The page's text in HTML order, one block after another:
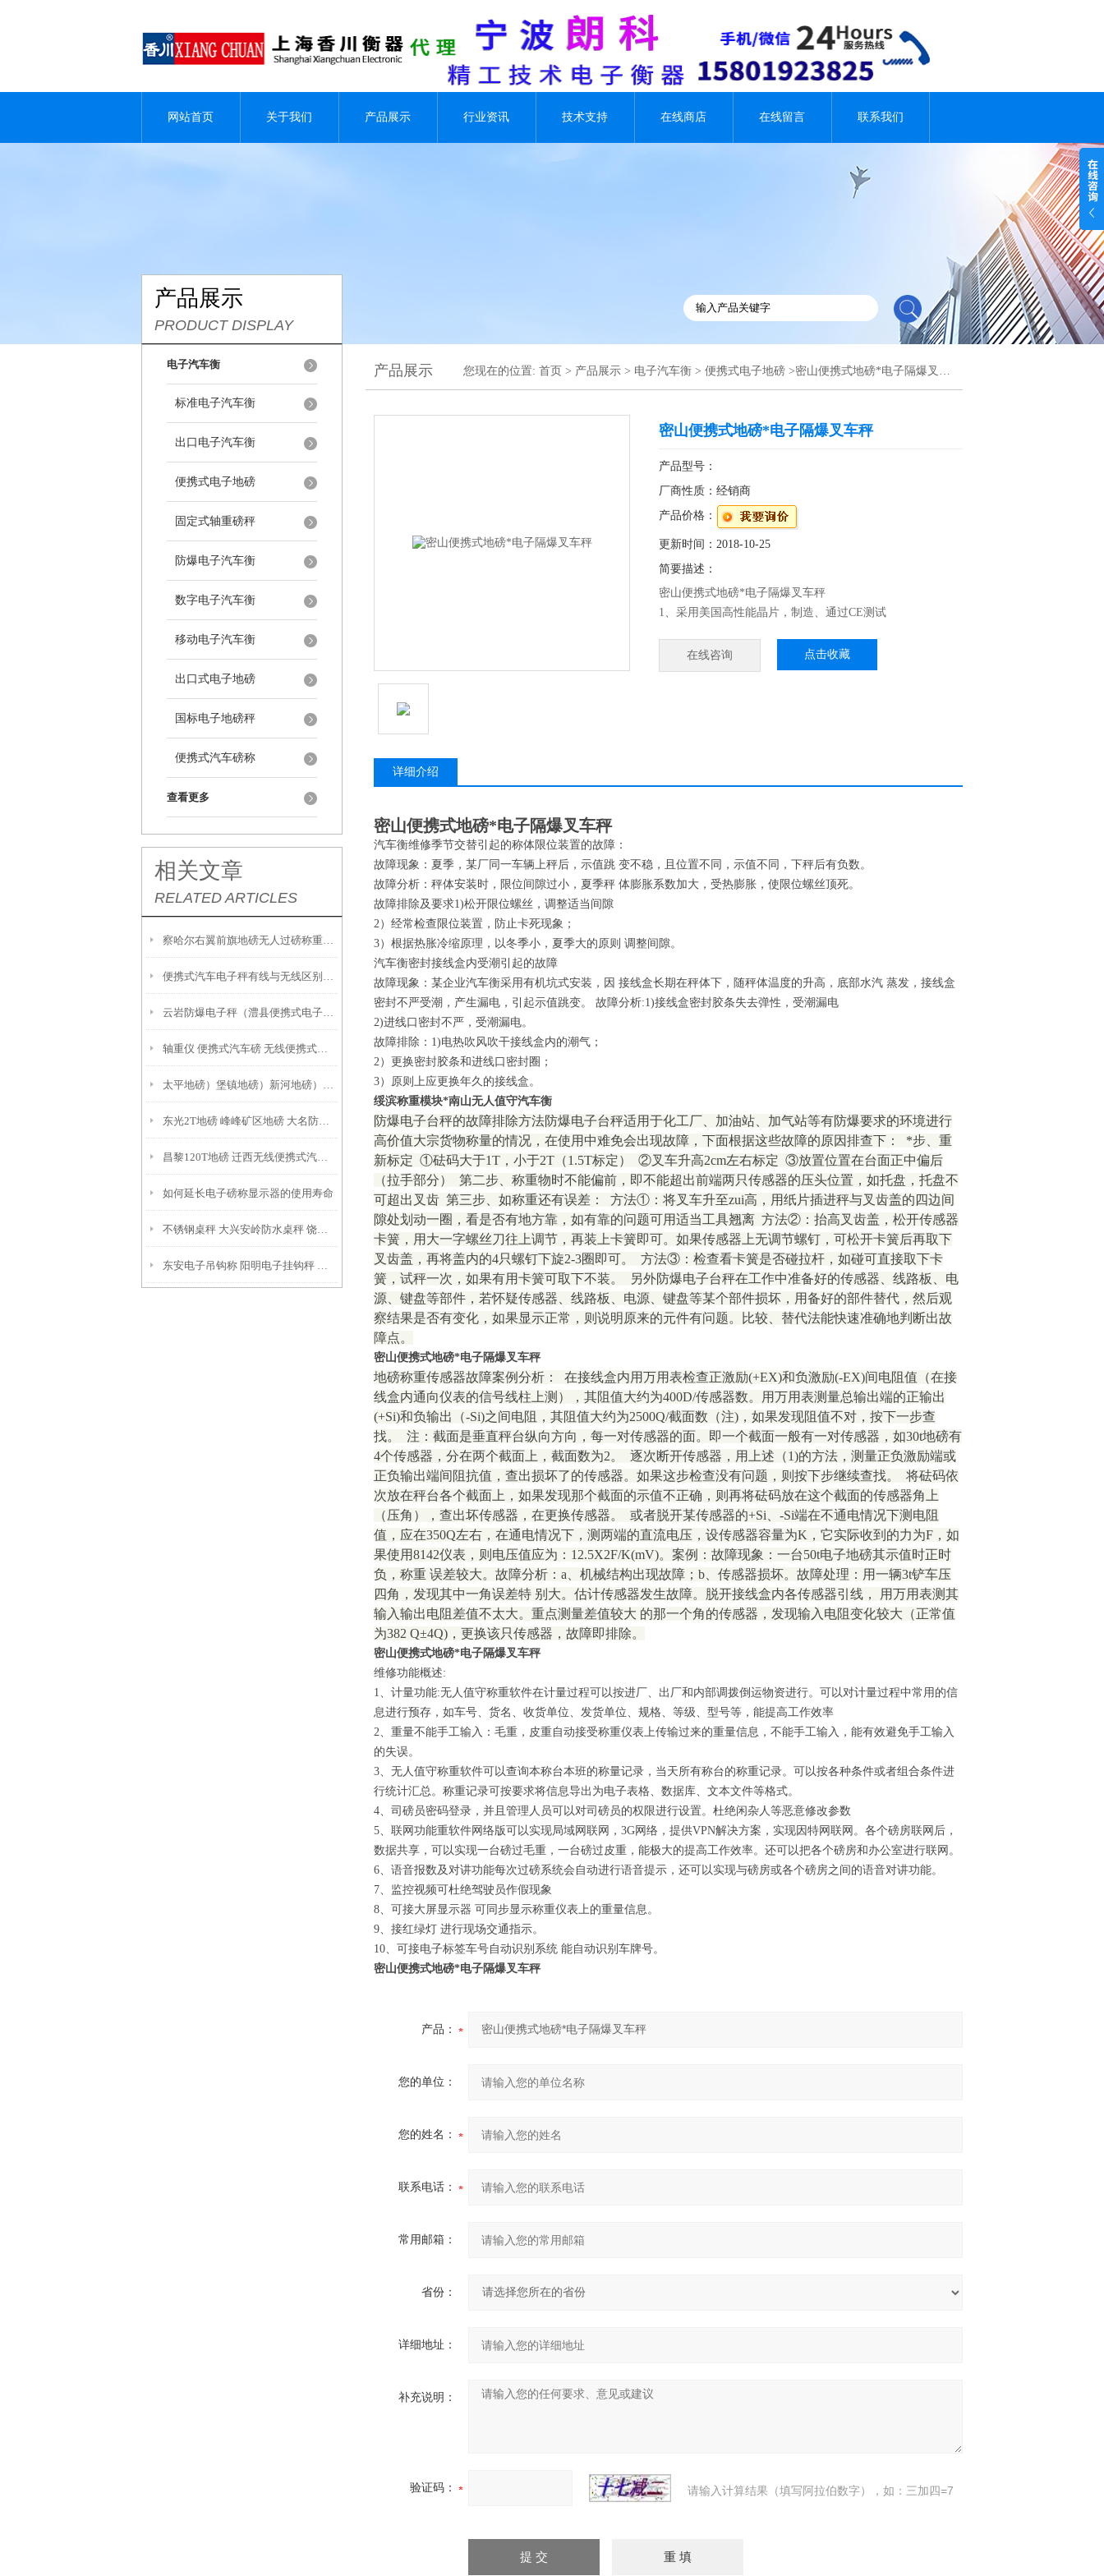
网站首页 关于我们 产品展示 行业资讯 技术支持 在线商店 在线留言 联系我们
产品展示
PRODUCT DISPLAY
电子汽车衡
标准电子汽车衡
出口电子汽车衡
便携式电子地磅
固定式轴重磅秤
防爆电子汽车衡
数字电子汽车衡
移动电子汽车衡
出口式电子地磅
国标电子地磅秤
便携式汽车磅称
查看更多
相关文章
RELATED ARTICLES
察哈尔右翼前旗地磅无人过磅称重系统*察哈尔右翼后旗地磅*四子王旗防爆秤
便携式汽车电子秤有线与无线区别以及便携式汽车衡保养措施
云岩防爆电子秤（澧县便携式电子地磅）永兴轮椅称）宜章滚筒称
轴重仪 便携式汽车磅 无线便携式电子地磅功能特点
太平地磅）堡镇地磅）新河地磅）庙镇地磅）竖新地磅
东光2T地磅 峰峰矿区地磅 大名防爆地磅
昌黎120T地磅 迁西无线便携式汽车磅 玉田便携式过磅秤
如何延长电子磅称显示器的使用寿命
不锈钢桌秤 大兴安岭防水桌秤 饶河带打印桌秤 用途
东安电子吊钩称 阳明电子挂钩秤 伊春吊秤 维修
产品展示 您现在的位置: 首页 > 产品展示 > 电子汽车衡 > 便携式电子地磅 >密山便携式地磅*电子隔爆叉车秤
密山便携式地磅*电子隔爆叉车秤
产品型号：
厂商性质：经销商
产品价格：
更新时间：2018-10-25
简要描述：
密山便携式地磅*电子隔爆叉车秤
1、采用美国高性能晶片，制造、通过CE测试
产品、肉食品、蔬菜等加工行业 3、外壳不锈刚材料制作，
美观、卫生、高档
在线咨询 点击收藏
详细介绍
密山便携式地磅*电子隔爆叉车秤
汽车衡维修季节交替引起的称体限位装置的故障：
故障现象：夏季，某厂同一车辆上秤后，示值跳 变不稳，且位置不同，示值不同，下秤后有负数。
故障分析：秤体安装时，限位间隙过小，夏季秤 体膨胀系数加大，受热膨胀，使限位螺丝顶死。
故障排除及要求1)松开限位螺丝，调整适当间隙
2）经常检查限位装置，防止卡死现象；
3）根据热胀冷缩原理，以冬季小，夏季大的原则 调整间隙。
汽车衡密封接线盒内受潮引起的故障
故障现象：某企业汽车衡采用有机坑式安装，因 接线盒长期在秤体下，随秤体温度的升高，底部水汽 蒸发，接线盒
密封不严受潮，产生漏电，引起示值跳变。 故障分析:1)接线盒密封胶条失去弹性，受潮漏电
2)进线口密封不严，受潮漏电。
故障排除：1)电热吹风吹干接线盒内的潮气；
2）更换密封胶条和进线口密封圈；
3）原则上应更换年久的接线盒。
绥滨称重模块*南山无人值守汽车衡
防爆电子台秤的故障排除方法防爆电子台秤适用于化工厂、加油站、加气站等有防爆要求的环境进行
高价值大宗货物称量的情况，在使用中难免会出现故障，下面根据这些故障的原因排查下： *步、重
新标定 ①砝码大于1T，小于2T（1.5T标定） ②叉车升高2cm左右标定 ③放置位置在台面正中偏后
（拉手部分） 第二步、称重物时不能偏前，即不能超出前端两只传感器的压头位置，如托盘，托盘不
可超出叉齿 第三步、如称重还有误差： 方法①：将叉车升至zui高，用纸片插进秤与叉齿盖的四边间
隙处划动一圈，看是否有地方靠，如有靠的问题可用适当工具翘离 方法②：抬高叉齿盖，松开传感器
卡簧，用大一字螺丝刀往上调节，再装上卡簧即可。如果传感器上无调节螺钉，可松开卡簧后再取下
叉齿盖，再将盖内的4只螺钉下旋2-3圈即可。 方法③：检查看卡簧是否碰拉杆，如碰可直接取下卡
簧，试秤一次，如果有用卡簧可取下不装。 另外防爆电子台秤在工作中准备好的传感器、线路板、电
源、键盘等部件，若怀疑传感器、线路板、电源、键盘等某个部件损坏，用备好的部件替代，然后观
察结果是否有变化，如果显示正常，则说明原来的元件有问题。比较、替代法能快速准确地判断出故
障点。
密山便携式地磅*电子隔爆叉车秤
地磅称重传感器故障案例分析： 在接线盒内用万用表检查正激励(+EX)和负激励(-EX)间电阻值（在接
线盒内通向仪表的信号线柱上测），其阻值大约为400D/传感器数。用万用表测量总输出端的正输出
(+Si)和负输出（-Si)之间电阻，其阻值大约为2500Q/截面数（注)，如果发现阻值不对，按下一步查
找。 注：截面是垂直秤台纵向方向，每一对传感器的面。即一个截面一般有一对传感器，如30t地磅有
4个传感器，分在两个截面上，截面数为2。 逐次断开传感器，用上述（1)的方法，测量正负激励端或
正负输出端间阻抗值，查出损坏了的传感器。如果这步检查没有问题，则按下步继续查找。 将砝码依
次放在秤台各个截面上，如果发现那个截面的示值不正确，则再将砝码放在这个截面的传感器角上
（压角），查出坏传感器，在更换传感器。 或者脱开某传感器的+Si、-Si端在不通电情况下测电阻
值，应在350Q左右，在通电情况下，测两端的直流电压，设传感器容量为K，它实际收到的力为F，如
果使用8142仪表，则电压值应为：12.5X2F/K(mV)。案例：故障现象：一台50t电子地磅其示值时正时
负，称重 误差较大。故障分析：a、机械结构出现故障；b、传感器损坏。故障处理：用一辆3t铲车压
四角，发现其中一角误差特 别大。估计传感器发生故障。脱开接线盒内各传感器引线， 用万用表测其
输入输出电阻差值不太大。重点测量差值较大 的那一个角的传感器，发现输入电阻变化较大（正常值
为382 Q±4Q)，更换该只传感器，故障即排除。
密山便携式地磅*电子隔爆叉车秤
维修功能概述:
1、计量功能:无人值守称重软件在计量过程可以按进厂、出厂和内部调拨倒运物资进行。可以对计量过程中常用的信
息进行预存，如车号、货名、收货单位、发货单位、规格、等级、型号等，能提高工作效率
2、重量不能手工输入：毛重，皮重自动接受称重仪表上传输过来的重量信息，不能手工输入，能有效避免手工输入
的失误。
3、无人值守称重软件可以查询本称台本班的称量记录，当天所有称台的称重记录。可以按各种条件或者组合条件进
行统计汇总。称重记录可按要求将信息导出为电子表格、数据库、文本文件等格式。
4、司磅员密码登录，并且管理人员可以对司磅员的权限进行设置。杜绝闲杂人等恶意修改参数
5、联网功能重软件网络版可以实现局域网联网，3G网络，提供VPN解决方案，实现因特网联网。各个磅房联网后，
数据共享，可以实现一台磅过毛重，一台磅过皮重，能极大的提高工作效率。还可以把各个磅房和办公室进行联网。
6、语音报数及对讲功能每次过磅系统会自动进行语音提示，还可以实现与磅房或各个磅房之间的语音对讲功能。
7、监控视频可杜绝驾驶员作假现象
8、可接大屏显示器 可同步显示称重仪表上的重量信息。
9、接红绿灯 进行现场交通指示。
10、可接电子标签车号自动识别系统 能自动识别车牌号。
密山便携式地磅*电子隔爆叉车秤
产品：
您的单位：
您的姓名：
联系电话：
常用邮箱：
省份：
详细地址：
补充说明：
验证码： 请输入计算结果（填写阿拉伯数字），如：三加四=7